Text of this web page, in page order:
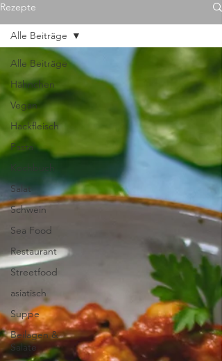
Rezepte
Alle Beiträge
Hähnchen
Vegan
Hackfleisch
Pasta
Kochbuch
Salat
Schwein
Sea Food
Restaurant
Streetfood
asiatisch
Suppe
Beilagen &
Salate
Alle Beiträge